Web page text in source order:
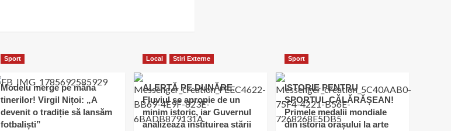
Sport
Modelu merge pe mâna
tinerilor! Virgil Nițoi: „A
devenit o tradiție să lansăm
fotbaliști”
Local Stiri Externe
ALERTĂ PE DUNĂRE.
Fluviul se apropie de un
minim istoric, iar Guvernul
analizează instituirea stării
Sport
ISTORIE PENTRU
SPORTUL CĂLĂRĂȘEAN!
Primele medalii mondiale
din istoria orașului la arte